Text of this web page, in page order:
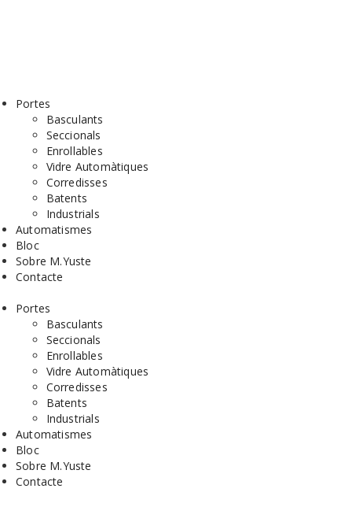
Portes
Basculants
Seccionals
Enrollables
Vidre Automàtiques
Corredisses
Batents
Industrials
Automatismes
Bloc
Sobre M.Yuste
Contacte
Portes
Basculants
Seccionals
Enrollables
Vidre Automàtiques
Corredisses
Batents
Industrials
Automatismes
Bloc
Sobre M.Yuste
Contacte